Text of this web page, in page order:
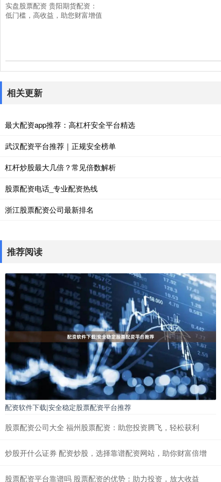
实盘股票配资 贵阳期货配资：
低门槛，高收益，助您财富增值
相关更新
最大配资app推荐：高杠杆安全平台精选
武汉配资平台推荐｜正规安全榜单
杠杆炒股最大几倍？常见倍数解析
股票配资电话_专业配资热线
浙江股票配资公司最新排名
推荐阅读
配资软件下载|安全稳定股票配资平台推荐
股票配资公司大全 福州股票配资：助您投资腾飞，轻松获利
炒股开什么证券 配资炒股，选择靠谱配资网站，助你财富倍增
股票配资平台靠谱吗 股票配资的优势：助力投资，放大收益